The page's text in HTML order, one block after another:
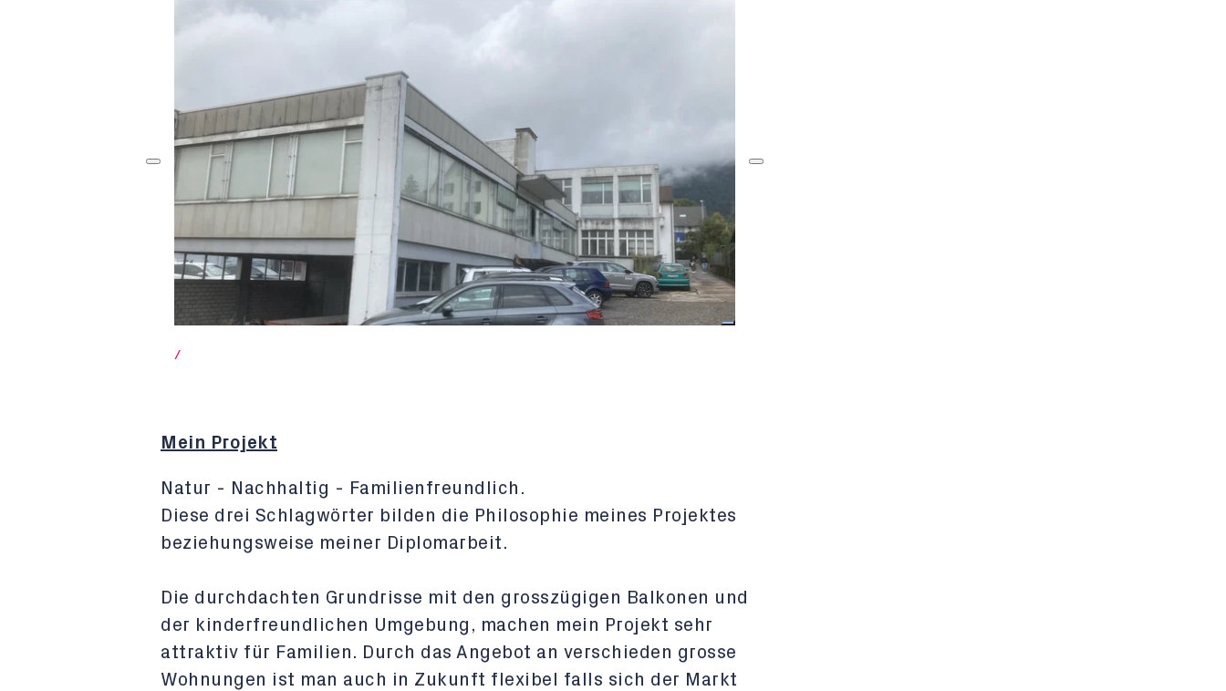
/
Mein Projekt
Natur - Nachhaltig - Familienfreundlich.
Diese drei Schlagwörter bilden die Philosophie meines Projektes
beziehungsweise meiner Diplomarbeit.
Die durchdachten Grundrisse mit den grosszügigen Balkonen und
der kinderfreundlichen Umgebung, machen mein Projekt sehr
attraktiv für Familien. Durch das Angebot an verschieden grosse
Wohnungen ist man auch in Zukunft flexibel falls sich der Markt